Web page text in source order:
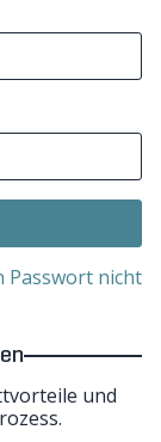
Passwort nicht
und